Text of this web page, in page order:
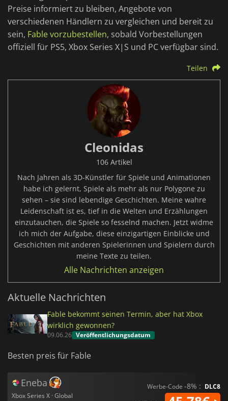
Preise informiert zu bleiben, Angebote von
verschiedenen Händlern zu vergleichen und bereit zu
sein, Fable vorzubestellen, sobald Vorbestellungen
offiziell für PS5, Xbox Series X|S und PC verfügbar sind.
Teilen
Cleonidas
106 Artikel
Nach Jahren als 3D-Künstler für Spiele und Animationen
habe ich gelernt, Spiele als mehr als nur Polygone zu
sehen – sie sind lebendige Geschichten. Meine wahre
Leidenschaft ist es, tief in die Welten und Erzählungen
einzutauchen, die Spiele so fesselnd machen. Jetzt widme
ich mich der Aufgabe, diese einzigartigen Einblicke und
Geschichten mit anderen Spielerinnen und Spielern durch
meine Texte zu teilen.
Alle Nachrichten anzeigen
Aktuelle Nachrichten
Fable bekommt seinen Termin, aber hat Xbox
wirklich gewonnen?
09.06.26 Veröffentlichungsdatum
Besten preis für Fable
Eneba
Xbox Series X · Global
Werbe-Code -8% : DLC8